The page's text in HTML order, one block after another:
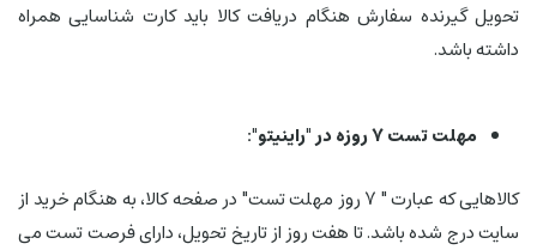
تحویل گیرنده سفارش هنگام دریافت کالا باید کارت شناسایی همراه
داشته باشد.
مهلت تست 7 روزه در "راینیتو":
کالاهایی که عبارت " 7 روز مهلت تست" در صفحه کالا، به هنگام خرید از
سایت درج شده باشد. تا هفت روز از تاریخ تحویل، دارای فرصت تست می